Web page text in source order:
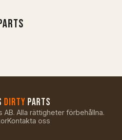
DIRTY PARTS
AB. Alla rättigheter förbehållna.
Kontakta oss